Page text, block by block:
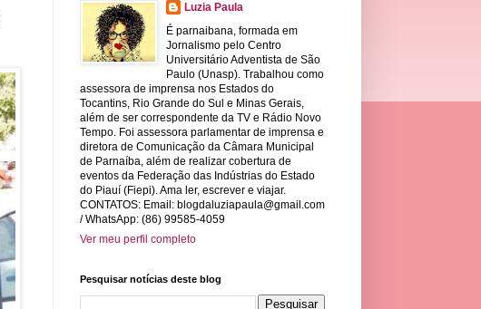
Luzia Paula
É parnaibana, formada em
Jornalismo pelo Centro
Universitário Adventista de São
Paulo (Unasp). Trabalhou como
assessora de imprensa nos Estados do
Tocantins, Rio Grande do Sul e Minas Gerais,
além de ser correspondente da TV e Rádio Novo
Tempo. Foi assessora parlamentar de imprensa e
diretora de Comunicação da Câmara Municipal
de Parnaíba, além de realizar cobertura de
eventos da Federação das Indústrias do Estado
do Piauí (Fiepi). Ama ler, escrever e viajar.
CONTATOS: Email: blogdaluziapaula@gmail.com
/ WhatsApp: (86) 99585-4059
Ver meu perfil completo
Pesquisar notícias deste blog